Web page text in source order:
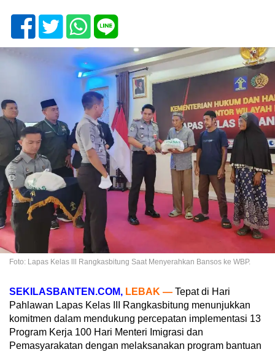
Foto: Lapas Kelas lll Rangkasbitung Saat Menyerahkan Bansos ke WBP.
SEKILASBANTEN.COM, LEBAK — Tepat di Hari
Pahlawan Lapas Kelas III Rangkasbitung menunjukkan
komitmen dalam mendukung percepatan implementasi 13
Program Kerja 100 Hari Menteri Imigrasi dan
Pemasyarakatan dengan melaksanakan program bantuan